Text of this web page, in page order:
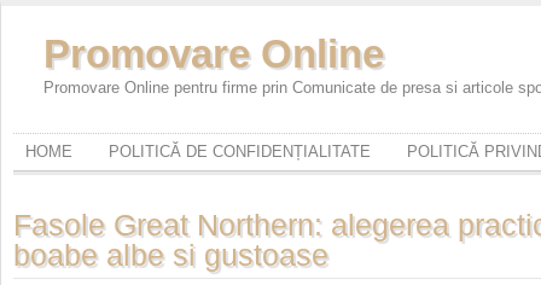
Promovare Online
Promovare Online pentru firme prin Comunicate de presa si articole
HOME POLITICĂ DE CONFIDENȚIALITATE POLITICĂ
Fasole Great Northern: alegerea
boabe albe si gustoase